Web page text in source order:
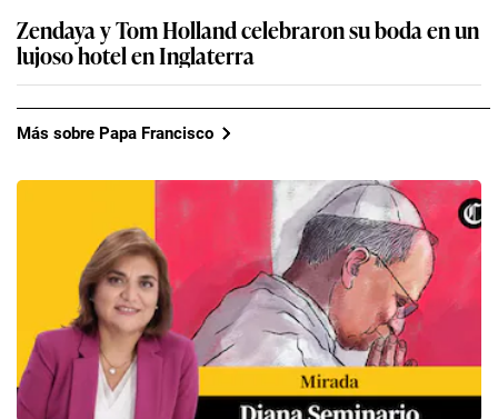
Zendaya y Tom Holland celebraron su boda en un
lujoso hotel en Inglaterra
Más sobre Papa Francisco